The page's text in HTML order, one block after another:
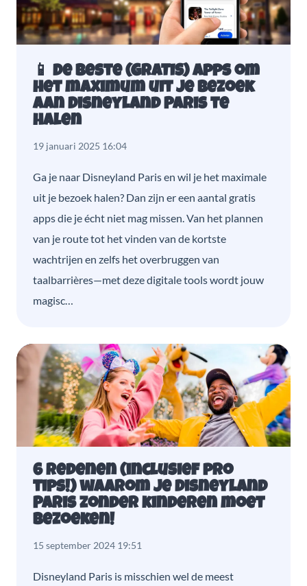
📱 De beste (GRATIS) apps om
het maximum uit je bezoek
aan Disneyland Paris te
halen
19 januari 2025 16:04
Ga je naar Disneyland Paris en wil je het maximale
uit je bezoek halen? Dan zijn er een aantal gratis
apps die je écht niet mag missen. Van het plannen
van je route tot het vinden van de kortste
wachtrijen en zelfs het overbruggen van
taalbarrières—met deze digitale tools wordt jouw
magisc…
6 redenen (inclusief pro
tips!) waarom je Disneyland
Paris zonder kinderen moet
bezoeken!
15 september 2024 19:51
Disneyland Paris is misschien wel de meest